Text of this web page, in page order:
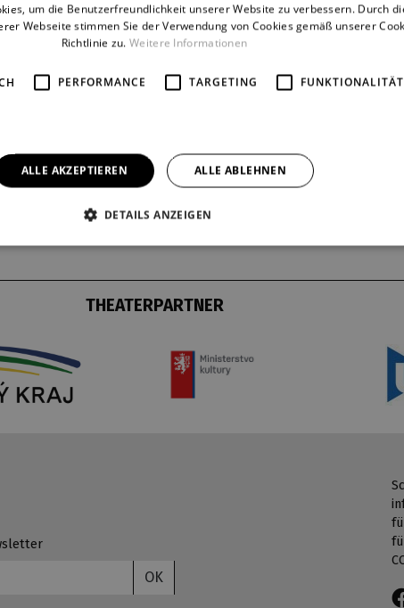
THEATERPARTNER
OK
um die Benutzerfreundlichkeit unserer Website zu verbessern. Durch
Webseite stimmen Sie der Verwendung von Cookies gemäß unserer
Richtlinie zu. Weitere Informationen
PERFORMANCE TARGETING FUNKTIONALITÄT
ALLE AKZEPTIEREN ALLE ABLEHNEN
DETAILS ANZEIGEN